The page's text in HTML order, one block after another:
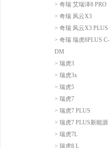
> 奇瑞 艾瑞泽8 PRO
> 奇瑞 风云X3
> 奇瑞 风云X3 PLUS
> 奇瑞 瑞虎8PLUS C-
DM
> 瑞虎3
> 瑞虎3x
> 瑞虎5
> 瑞虎7
> 瑞虎7 PLUS
> 瑞虎7 PLUS新能源
> 瑞虎7L
> 瑞虎8 L